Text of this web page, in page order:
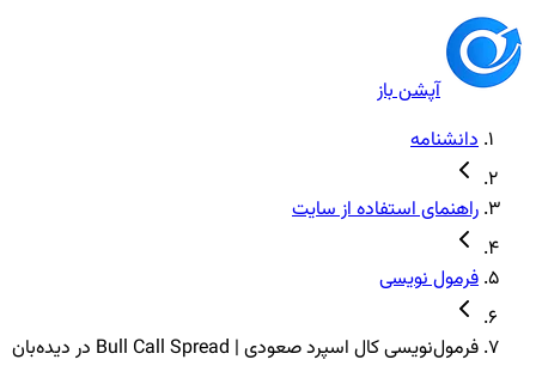
آپشن باز
دانشنامه
راهنمای استفاده از سایت
فرمول نویسی
فرمول‌نویسی کال اسپرد صعودی | Bull Call Spread در دیده‌بان